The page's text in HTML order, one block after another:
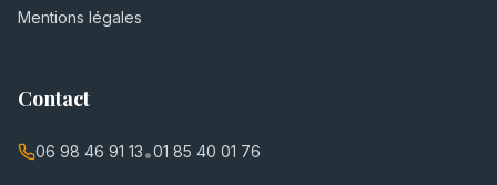
Mentions légales
Contact
06 98 46 91 13•01 85 40 01 76